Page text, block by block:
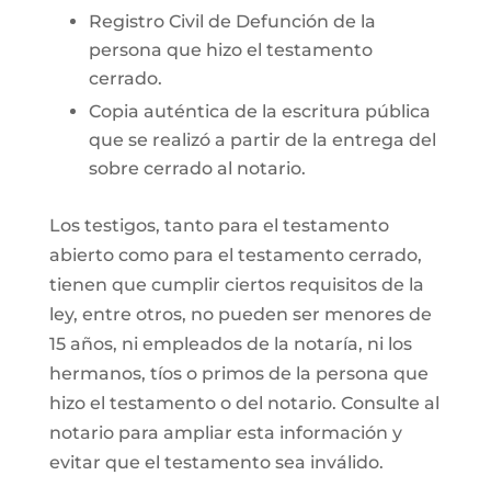
Registro Civil de Defunción de la
persona que hizo el testamento
cerrado.
Copia auténtica de la escritura pública
que se realizó a partir de la entrega del
sobre cerrado al notario.
Los testigos, tanto para el testamento
abierto como para el testamento cerrado,
tienen que cumplir ciertos requisitos de la
ley, entre otros, no pueden ser menores de
15 años, ni empleados de la notaría, ni los
hermanos, tíos o primos de la persona que
hizo el testamento o del notario. Consulte al
notario para ampliar esta información y
evitar que el testamento sea inválido.